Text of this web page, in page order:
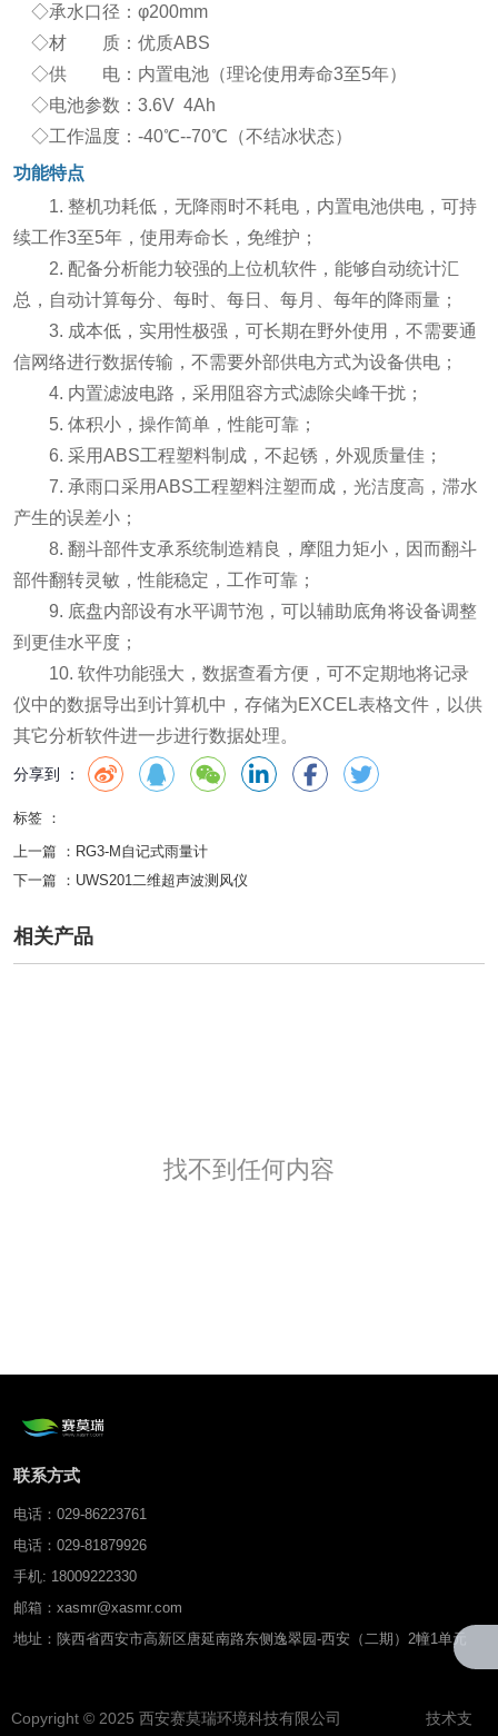
◇承水口径：φ200mm
◇材 质：优质ABS
◇供 电：内置电池（理论使用寿命3至5年）
◇电池参数：3.6V 4Ah
◇工作温度：-40℃--70℃（不结冰状态）
功能特点
1. 整机功耗低，无降雨时不耗电，内置电池供电，可持
续工作3至5年，使用寿命长，免维护；
2. 配备分析能力较强的上位机软件，能够自动统计汇
总，自动计算每分、每时、每日、每月、每年的降雨量；
3. 成本低，实用性极强，可长期在野外使用，不需要通
信网络进行数据传输，不需要外部供电方式为设备供电；
4. 内置滤波电路，采用阻容方式滤除尖峰干扰；
5. 体积小，操作简单，性能可靠；
6. 采用ABS工程塑料制成，不起锈，外观质量佳；
7. 承雨口采用ABS工程塑料注塑而成，光洁度高，滞水
产生的误差小；
8. 翻斗部件支承系统制造精良，摩阻力矩小，因而翻斗
部件翻转灵敏，性能稳定，工作可靠；
9. 底盘内部设有水平调节泡，可以辅助底角将设备调整
到更佳水平度；
10. 软件功能强大，数据查看方便，可不定期地将记录
仪中的数据导出到计算机中，存储为EXCEL表格文件，以供
其它分析软件进一步进行数据处理。
分享到 ：
标签 ：
上一篇 ： RG3-M自记式雨量计
下一篇 ： UWS201二维超声波测风仪
相关产品
找不到任何内容
联系方式
电话：029-86223761
电话：029-81879926
手机: 18009222330
邮箱：xasmr@xasmr.com
地址：陕西省西安市高新区唐延南路东侧逸翠园-西安（二期）2幢1单元
Copyright © 2025 西安赛莫瑞环境科技有限公司 技术支